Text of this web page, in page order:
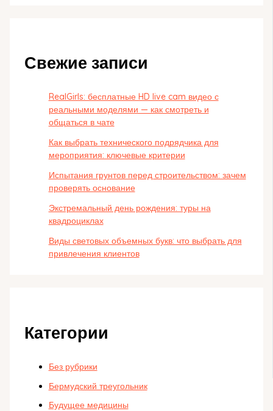
Свежие записи
RealGirls: бесплатные HD live cam видео с
реальными моделями — как смотреть и
общаться в чате
Как выбрать технического подрядчика для
мероприятия: ключевые критерии
Испытания грунтов перед строительством: зачем
проверять основание
Экстремальный день рождения: туры на
квадроциклах
Виды световых объемных букв: что выбрать для
привлечения клиентов
Категории
Без рубрики
Бермудский треугольник
Будущее медицины